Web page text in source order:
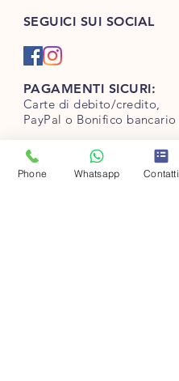
SEGUICI SUI SOCIAL
PAGAMENTI SICURI:
Carte di debito/credito,
PayPal o Bonifico bancario
Phone Whatsapp Contatti